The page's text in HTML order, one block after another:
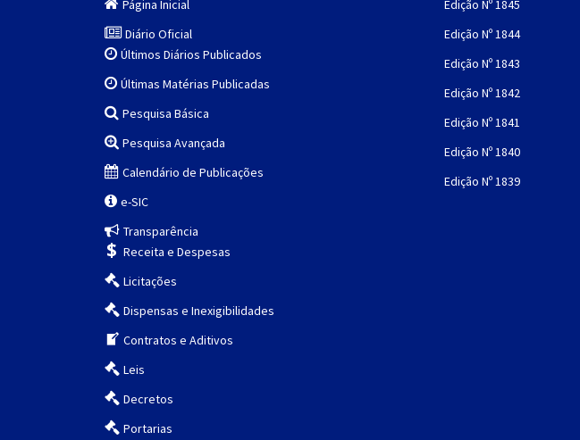
Página Inicial
Diário Oficial
Últimos Diários Publicados
Últimas Matérias Publicadas
Pesquisa Básica
Pesquisa Avançada
Calendário de Publicações
e-SIC
Transparência
Receita e Despesas
Licitações
Dispensas e Inexigibilidades
Contratos e Aditivos
Leis
Decretos
Portarias
Edição Nº 1845
Edição Nº 1844
Edição Nº 1843
Edição Nº 1842
Edição Nº 1841
Edição Nº 1840
Edição Nº 1839